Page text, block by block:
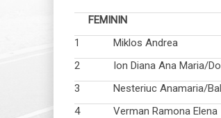
FEMININ
1
Miklos Andrea
2
Ion Diana Ana Maria/
3
Nesteriuc Anamaria/
4
Verman Ramona Elena